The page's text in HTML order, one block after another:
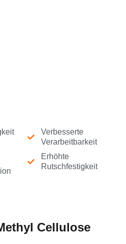
Verbesserte
Verarbeitbarkeit
Erhöhte
Rutschfestigkeit
Cellulose